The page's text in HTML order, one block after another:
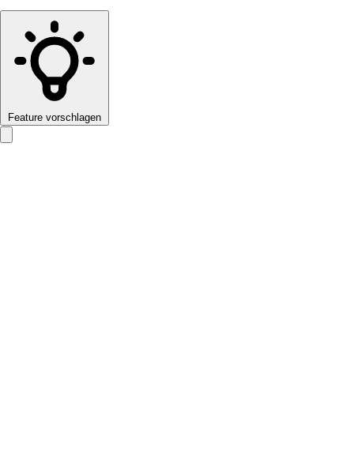
Feature vorschlagen